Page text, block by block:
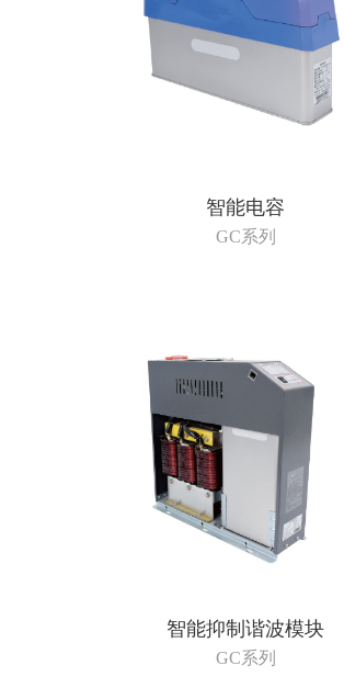
智能电容
GC系列
智能抑制谐波模块
GC系列